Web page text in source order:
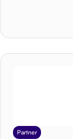
Partner